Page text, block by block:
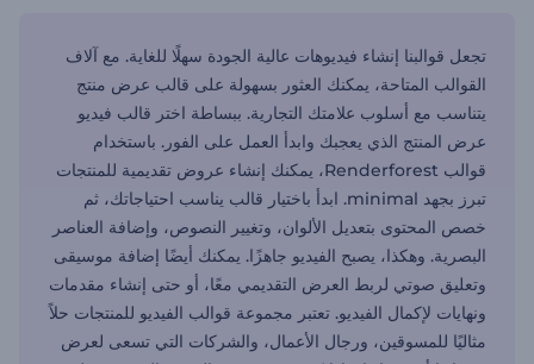
تجعل قوالبنا إنشاء فيديوهات عالية الجودة سهلًا للغاية. مع آلاف
القوالب المتاحة، يمكنك العثور بسهولة على قالب عرض منتج
يتناسب مع أسلوب علامتك التجارية. ببساطة اختر قالب فيديو
عرض المنتج الذي يعجبك وابدأ العمل على الفور. باستخدام
قوالب Renderforest، يمكنك إنشاء عروض تقديمية للمنتجات
تبرز بجهد minimal. ابدأ باختيار قالب يناسب احتياجاتك، ثم
خصص المحتوى بتعديل الألوان، وتغيير النصوص، وإضافة العناصر
البصرية. وهكذا، يصبح الفيديو جاهزًا. يمكنك أيضًا إضافة موسيقى
وتعليق صوتي لربط العرض التقديمي معًا، أو حتى إنشاء مقدمات
ونهايات لإكمال الفيديو. تعتبر مجموعة قوالب الفيديو للمنتجات حلاً
مثاليًا للمسوقين، ورجال الأعمال، والشركات التي تسعى لعرض